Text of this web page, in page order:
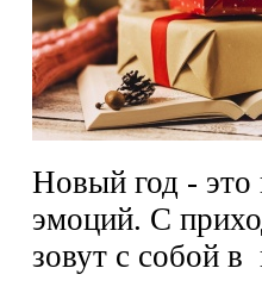
Новый год - это
эмоций. С
зовут с собой